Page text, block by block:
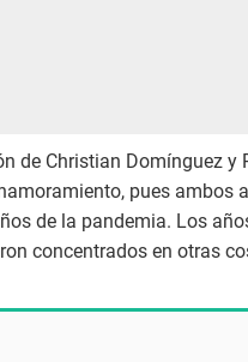
de Christian Domínguez y
pues ambos
de la pandemia. Los
concentrados en otras